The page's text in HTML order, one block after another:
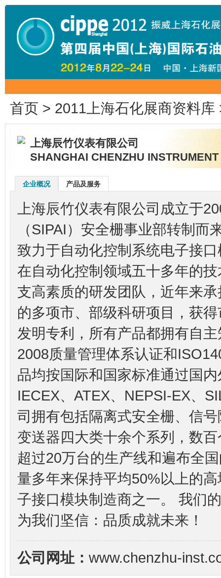
首页 > 2011上海石化展商资料库
上海辰竹仪表有限公司
SHANGHAI CHENZHU INSTRUMENT
企业概况 产品及服务
上海辰竹仪表有限公司成立于
（SIPAI）安全栅事业部转制
致力于自动化控制系统电子接
在自动化控制领域五十多年的
支高素质的研发团队，近年来
的多项市、部级科研项目，获
发明专利，所有产品都拥有自
2008质量管理体系认证和
品均按国际和国家标准通过国
IECEX、ATEX、NEPSI-EX、
司拥有包括隔离式安全栅、信
变送器四大类十余个系列，数
超过20万台的生产线和遍布全
量多年来保持平均50%以上的
子接口模块制造商之一。 我们
为我们坚信：品质成就未来！
公司网址： www.chenzhu-